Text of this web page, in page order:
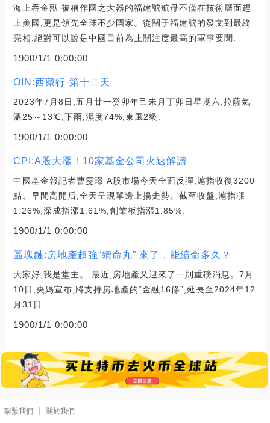
海上吞金獸 被稱作國之大器的福建號航母不僅在技術層面趕
上美國,更是領先全球不少國家。從關于福建號的發文到最終
亮相,絕對可以說是中國目前為止關注度最高的軍事要聞.
1900/1/1 0:00:00
OIN:西藏行·第十二天
2023年7月8日,五月廿一癸卯年己未月丁卯日星期六,拉薩氣
溫25～13℃,下雨,濕度74%,東風2級.
1900/1/1 0:00:00
CPI:A股大漲！10家基金公司火速解讀
中國基金報記者曹雯璟 A股市場今天全面反彈,滬指收復3200
點。早間高開后,全天呈現單邊上揚走勢。截至收盤,滬指漲
1.26%,深成指漲1.61%,創業板指漲1.85%.
1900/1/1 0:00:00
區塊鏈:房地產超強“續命丸” 來了，能續命多久？
大家好,我是堂主。 最近,房地產又迎來了一則重磅消息。7月
10日,央媽宣布,將支持房地產的“金融16條”,延長至2024年12
月31日.
1900/1/1 0:00:00
聯繫我們 關於我們